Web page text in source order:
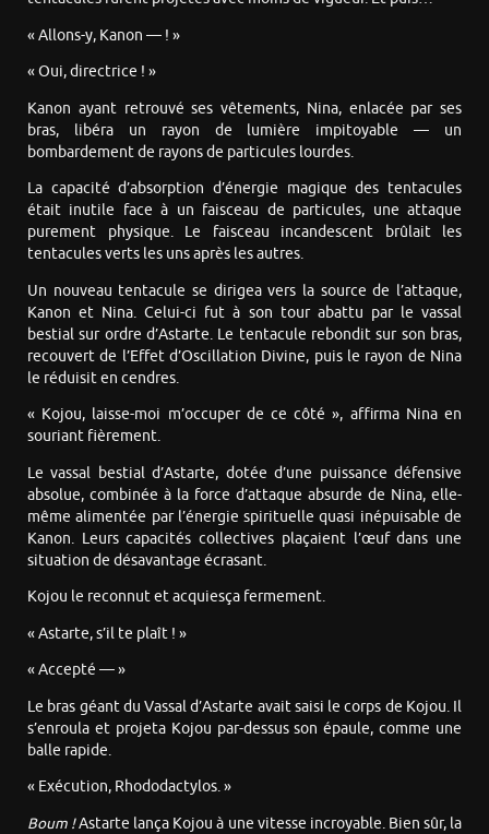
« Allons-y, Kanon — ! »
« Oui, directrice ! »
Kanon ayant retrouvé ses vêtements, Nina, enlacée par ses
bras, libéra un rayon de lumière impitoyable — un
bombardement de rayons de particules lourdes.
La capacité d’absorption d’énergie magique des tentacules
était inutile face à un faisceau de particules, une attaque
purement physique. Le faisceau incandescent brûlait les
tentacules verts les uns après les autres.
Un nouveau tentacule se dirigea vers la source de l’attaque,
Kanon et Nina. Celui-ci fut à son tour abattu par le vassal
bestial sur ordre d’Astarte. Le tentacule rebondit sur son bras,
recouvert de l’Effet d’Oscillation Divine, puis le rayon de Nina
le réduisit en cendres.
« Kojou, laisse-moi m’occuper de ce côté », affirma Nina en
souriant fièrement.
Le vassal bestial d’Astarte, dotée d’une puissance défensive
absolue, combinée à la force d’attaque absurde de Nina, elle-
même alimentée par l’énergie spirituelle quasi inépuisable de
Kanon. Leurs capacités collectives plaçaient l’œuf dans une
situation de désavantage écrasant.
Kojou le reconnut et acquiesça fermement.
« Astarte, s’il te plaît ! »
« Accepté — »
Le bras géant du Vassal d’Astarte avait saisi le corps de Kojou. Il
s’enroula et projeta Kojou par-dessus son épaule, comme une
balle rapide.
« Exécution, Rhododactylos. »
Boum !Astarte lança Kojou à une vitesse incroyable. Bien sûr, la